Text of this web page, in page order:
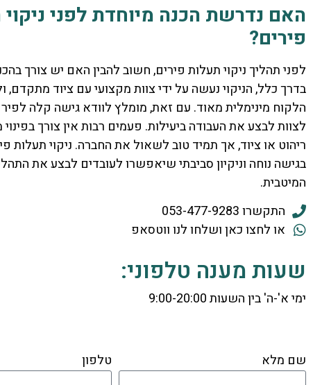
האם נדרשת הכנה מיוחדת לפני
פירים?
לפני תהליך ניקוי תעלות פירים, חשוב להבין האם יש צורך
בדרך כלל, הניקוי נעשה על ידי צוות מקצועי עם ציוד מתקדם,
הלקוח מינימלית מאוד. עם זאת, מומלץ לוודא גישה קלה
לצוות לבצע את העבודה ביעילות. פעמים רבות אין צורך
ריהוט או ציוד, אך תמיד טוב לשאול את החברה. ניקוי תעלות
בגישה נוחה וניקיון סביבתי שיאפשרו לעובדים לבצע את
המיטבית.
התקשרו 053-477-9283
או לחצו כאן ושלחו לנו ווטסאפ
שעות מענה טלפוני:
ימי א'-ה' בין השעות 9:00-20:00
שם מלא טלפון